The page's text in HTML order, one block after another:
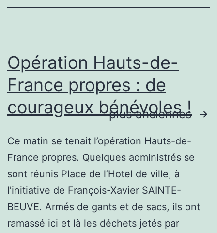
L’ÉNERGIE,
AJUSTEMENT
DES
HORAIRES
DE
L’ÉCLAIRAGE
PUBLIC
POUR
40%
D’ECONOMIE
Opération Hauts-de-
France propres : de
courageux bénévoles !
Ce matin se tenait l’opération Hauts-de-
France propres. Quelques administrés se
sont réunis Place de l’Hotel de ville, à
l’initiative de François-Xavier SAINTE-
BEUVE. Armés de gants et de sacs, ils ont
ramassé ici et là les déchets jetés par
plus anciennes